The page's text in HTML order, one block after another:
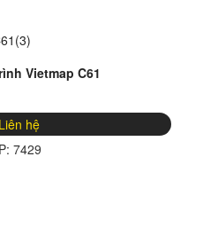
Vietmap C61
Liên hệ
7429